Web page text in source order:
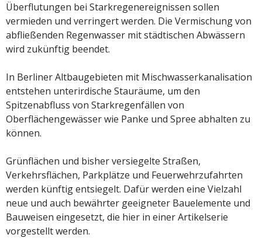
Überflutungen bei Starkregenereignissen sollen
vermieden und verringert werden. Die Vermischung von
abfließenden Regenwasser mit städtischen Abwässern
wird zukünftig beendet.
In Berliner Altbaugebieten mit Mischwasserkanalisation
entstehen unterirdische Stauräume, um den
Spitzenabfluss von Starkregenfällen von
Oberflächengewässer wie Panke und Spree abhalten zu
können.
Grünflächen und bisher versiegelte Straßen,
Verkehrsflächen, Parkplätze und Feuerwehrzufahrten
werden künftig entsiegelt. Dafür werden eine Vielzahl
neue und auch bewährter geeigneter Bauelemente und
Bauweisen eingesetzt, die hier in einer Artikelserie
vorgestellt werden.